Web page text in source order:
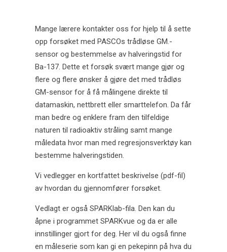
Fotosyntese – 4 tips til et godt resultat!
Julekampanjen 2021
Python og Pasco
Brosjyre PASCO & Python
Koding som nytt verktøy i Realfagene
PASCO Spektrometer.
Delt Sesjon (Shared Session) i SparkVue.
//code.Node
Mange lærere kontakter oss for hjelp til å sette
opp forsøket med PASCOs trådløse GM.-
sensor og bestemmelse av halveringstid for
Ba-137. Dette et forsøk svært mange gjør og
flere og flere ønsker å gjøre det med trådløs
GM-sensor for å få målingene direkte til
datamaskin, nettbrett eller smarttelefon. Da får
man bedre og enklere fram den tilfeldige
naturen til radioaktiv stråling samt mange
måledata hvor man med regresjonsverktøy kan
bestemme halveringstiden.
Vi vedlegger en kortfattet beskrivelse (pdf-fil)
av hvordan du gjennomfører forsøket.
Vedlagt er også SPARKlab-fila. Den kan du
åpne i programmet SPARKvue og da er alle
innstillinger gjort for deg. Her vil du også finne
en måleserie som kan gi en pekepinn på hva du